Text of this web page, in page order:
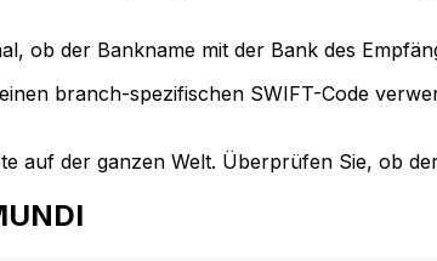
ob der Bankname mit der Bank des
branch-spezifischen SWIFT-Code
auf der ganzen Welt. Überprüfen Sie, ob